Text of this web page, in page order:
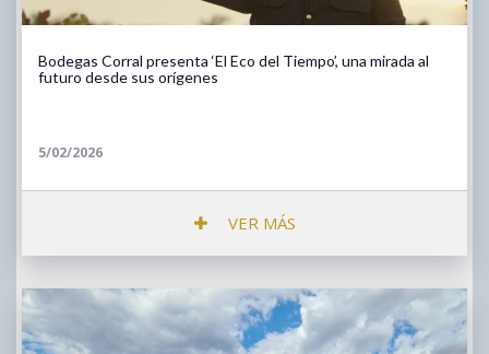
Bodegas Corral presenta ‘El Eco del Tiempo’, una mirada al
futuro desde sus orígenes
5/02/2026
VER MÁS